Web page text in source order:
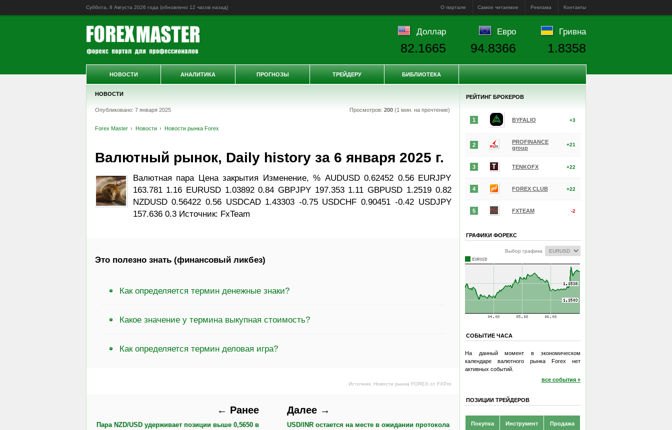
Суббота, 8 Августа 2026 года (обновлено 12 часов назад) О портале Самое читаемое Реклама Контакты
НОВОСТИ
Опубликовано: 7 января 2025 Просмотров: 200(1 мин. на прочтение)
Forex Master Новости Новости рынка Forex
Валютный рынок, Daily history за 6 января 2025 г.
Валютная пара Цена закрытия Изменение, % AUDUSD 0.62452 0.56 EURJPY
163.781 1.16 EURUSD 1.03892 0.84 GBPJPY 197.353 1.11 GBPUSD 1.2519 0.82
NZDUSD 0.56422 0.56 USDCAD 1.43303 -0.75 USDCHF 0.90451 -0.42 USDJPY
157.636 0.3 Источник: FxTeam
Это полезно знать (финансовый ликбез)
Как определяется термин денежные знаки?
Какое значение у термина выкупная стоимость?
Как определяется термин деловая игра?
Источник: Новости рынка FOREX от FXPro
← Ранее
Пара NZD/USD удерживает позиции выше 0,5650 в
Далее →
USD/INR остается на месте в ожидании протокола
РЕЙТИНГ БРОКЕРОВ
1 BYFALIO +3
2
PROFINANCE
group
+21
3 TENKOFX +22
4 FOREX CLUB +22
5 FXTEAM -2
ГРАФИКИ ФОРЕКС
Выбор графика
СОБЫТИЕ ЧАСА
На данный момент в экономическом
календаре валютного рынка Forex нет
активных событий.
все события »
ПОЗИЦИИ ТРЕЙДЕРОВ
Покупка Инструмент Продажа
Доллар
82.1665
Евро
94.8366
Гривна
1.8358
НОВОСТИ АНАЛИТИКА ПРОГНОЗЫ ТРЕЙДЕРУ БИБЛИОТЕКА